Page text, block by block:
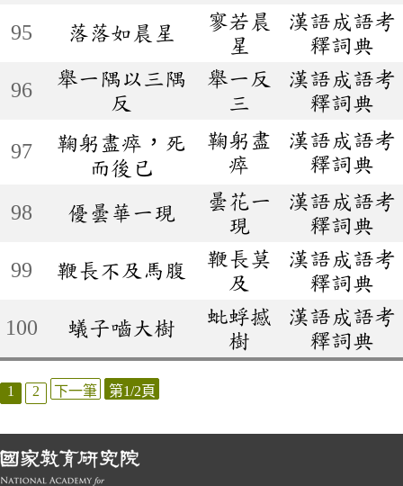
95
落落如晨星
寥若晨
星
漢語成語考
釋詞典
96
舉一隅以三隅
反
舉一反
三
漢語成語考
釋詞典
97
鞠躬盡瘁，死
而後已
鞠躬盡
瘁
漢語成語考
釋詞典
98 優曇華一現
曇花一
現
漢語成語考
釋詞典
99
鞭長不及馬腹
鞭長莫
及
漢語成語考
釋詞典
100
蟻子嚙大樹
蚍蜉撼
樹
漢語成語考
釋詞典
1 2 下一筆 第1/2頁